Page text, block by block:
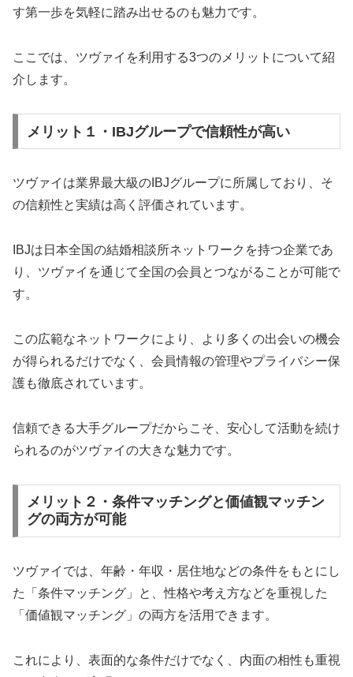
す第一歩を気軽に踏み出せるのも魅力です。
ここでは、ツヴァイを利用する3つのメリットについて紹
介します。
メリット１・IBJグループで信頼性が高い
ツヴァイは業界最大級のIBJグループに所属しており、そ
の信頼性と実績は高く評価されています。
IBJは日本全国の結婚相談所ネットワークを持つ企業であ
り、ツヴァイを通じて全国の会員とつながることが可能で
す。
この広範なネットワークにより、より多くの出会いの機会
が得られるだけでなく、会員情報の管理やプライバシー保
護も徹底されています。
信頼できる大手グループだからこそ、安心して活動を続け
られるのがツヴァイの大きな魅力です。
メリット２・条件マッチングと価値観マッチン
グの両方が可能
ツヴァイでは、年齢・年収・居住地などの条件をもとにし
た「条件マッチング」と、性格や考え方などを重視した
「価値観マッチング」の両方を活用できます。
これにより、表面的な条件だけでなく、内面の相性も重視